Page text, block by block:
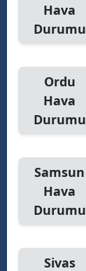
Hava
Durumu
Ordu
Hava
Durumu
Samsun
Hava
Durumu
Sivas